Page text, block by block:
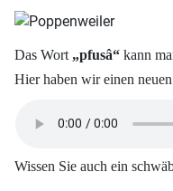
Das Wort „pfusâ“ kann
Hier haben wir einen
Wissen Sie auch ein